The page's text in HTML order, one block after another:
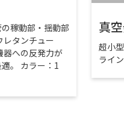
稼動部・揺動部
レタンチュー
器への反発力が
。 カラー：1
真
超小
ライ